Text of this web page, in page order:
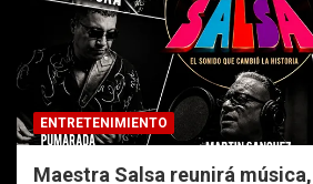
ENTRETENIMIENTO
Maestra Salsa reunirá